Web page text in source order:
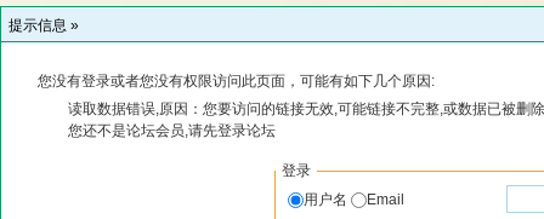
提示信息 »
您没有登录或者您没有权限访问此页面，可能有如下几个原因:
读取数据错误,原因：您要访问的链接无效,可能链接不完整,或数据已被删
您还不是论坛会员,请先登录论坛
登录
用户名
Email